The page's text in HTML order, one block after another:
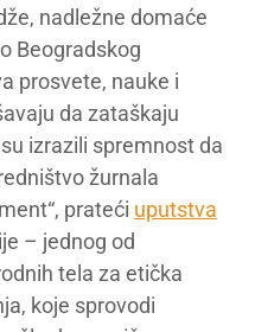
nadležne domaće
Beogradskog
prosvete, nauke i
da zataškaju
izrazili spremnost da
žurnala
prateći uputstva
– jednog od
tela za etička
koje sprovodi